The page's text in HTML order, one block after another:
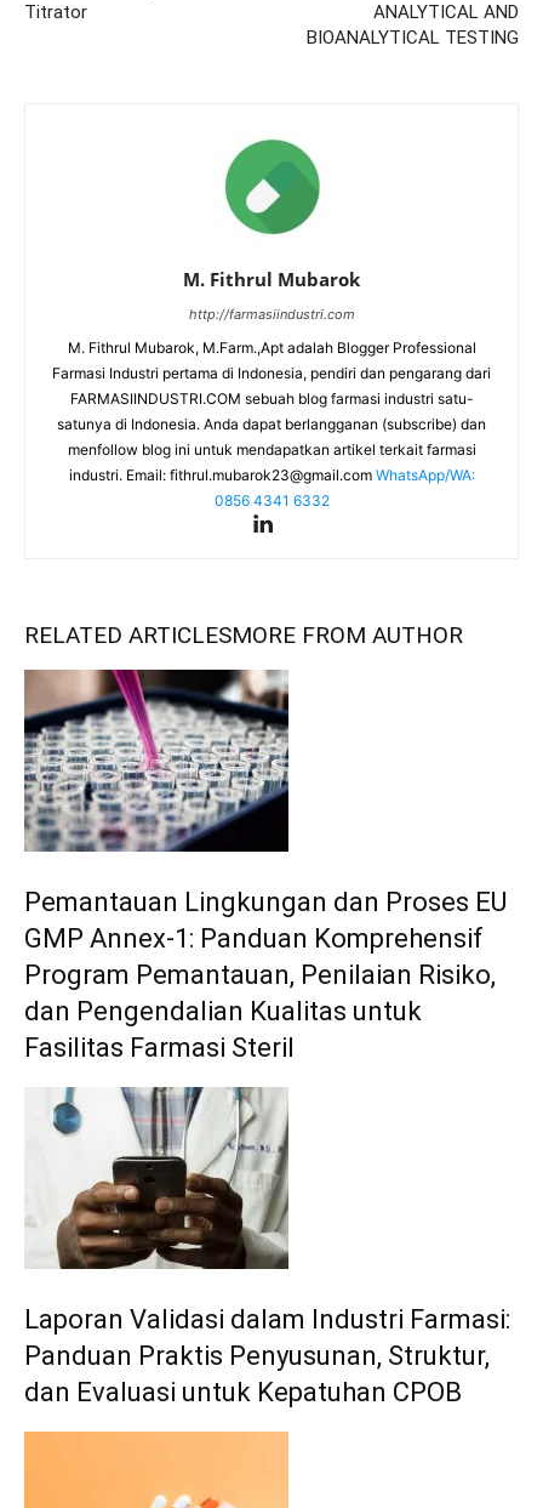
Titrator
ANALYTICAL AND
BIOANALYTICAL TESTING
M. Fithrul Mubarok
http://farmasiindustri.com
M. Fithrul Mubarok, M.Farm.,Apt adalah Blogger Professional
Farmasi Industri pertama di Indonesia, pendiri dan pengarang dari
FARMASIINDUSTRI.COM sebuah blog farmasi industri satu-
satunya di Indonesia. Anda dapat berlangganan (subscribe) dan
menfollow blog ini untuk mendapatkan artikel terkait farmasi
industri. Email: fithrul.mubarok23@gmail.com WhatsApp/WA:
0856 4341 6332
RELATED ARTICLESMORE FROM AUTHOR
Pemantauan Lingkungan dan Proses EU
GMP Annex-1: Panduan Komprehensif
Program Pemantauan, Penilaian Risiko,
dan Pengendalian Kualitas untuk
Fasilitas Farmasi Steril
Laporan Validasi dalam Industri Farmasi:
Panduan Praktis Penyusunan, Struktur,
dan Evaluasi untuk Kepatuhan CPOB